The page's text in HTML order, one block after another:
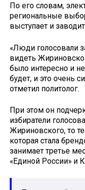
По его словам,
региональные
выступает и
«Люди голосовали
видеть
было интересно и
будет, и это очень
отметил политолог.
При этом он
избиратели
Жириновского, то
которая стала
занимает третье
«Единой России» и